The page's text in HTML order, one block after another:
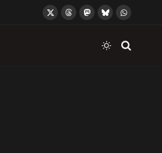
X
ThreadsMastodon
BlueskyWhatsApp